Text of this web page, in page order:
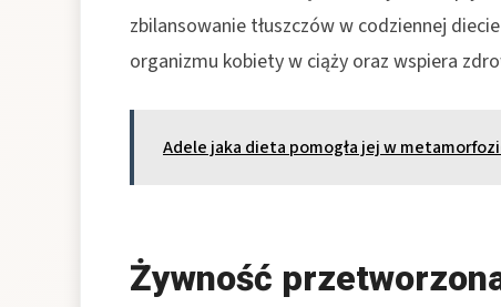
zbilansowanie tłuszczów w codziennej
organizmu kobiety w ciąży oraz wspiera
Adele jaka dieta pomogła jej w
Żywność